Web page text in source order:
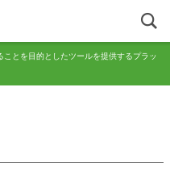
とを目的としたツールを提供するプラッ